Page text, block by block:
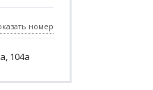
номер
104а